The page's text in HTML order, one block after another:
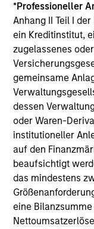
*Professioneller
Anhang II Teil I
ein Kreditinstitut,
zugelassenes
gemeinsame
dessen
oder Waren-
institutioneller
auf den
beaufsichtigt
das mindestens
eine Bilanzsumme
outlook is
international
growth will
President
improve
expansion and
Video:
22-APR-2026
For decades
anchor of a
Washington’s